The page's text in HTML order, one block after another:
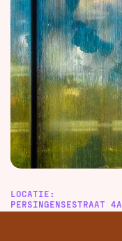
LOCATIE:
PERSINGENSESTRAAT 4A
6575 JB PERSINGEN